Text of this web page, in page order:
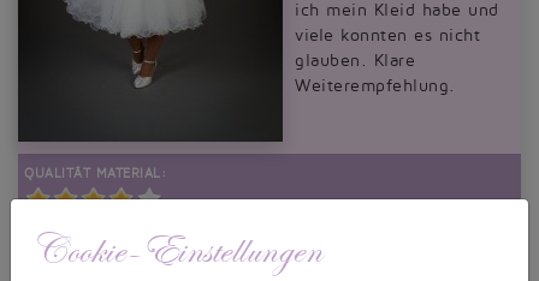
ich mein Kleid habe und
viele konnten es nicht
glauben. Klare
Weiterempfehlung.
QUALITÄT MATERIAL:
Cookie-Einstellungen